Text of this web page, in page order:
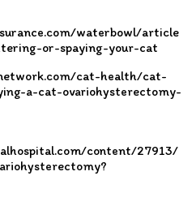
waterbowl/article
or-spaying-your-cat
cat-health/cat-
a-cat-ovariohysterectomy-
content/27913/